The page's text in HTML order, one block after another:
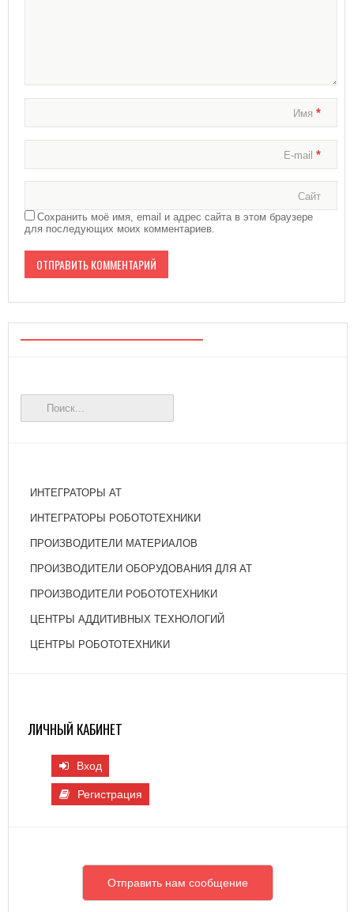
Имя*
E-mail*
Сайт
Сохранить моё имя, email и адрес сайта в этом браузере
для последующих моих комментариев.
ИНТЕГРАТОРЫ АТ
ИНТЕГРАТОРЫ РОБОТОТЕХНИКИ
ПРОИЗВОДИТЕЛИ МАТЕРИАЛОВ
ПРОИЗВОДИТЕЛИ ОБОРУДОВАНИЯ ДЛЯ АТ
ПРОИЗВОДИТЕЛИ РОБОТОТЕХНИКИ
ЦЕНТРЫ АДДИТИВНЫХ ТЕХНОЛОГИЙ
ЦЕНТРЫ РОБОТОТЕХНИКИ
ЛИЧНЫЙ КАБИНЕТ
Вход
Регистрация
Отправить нам сообщение